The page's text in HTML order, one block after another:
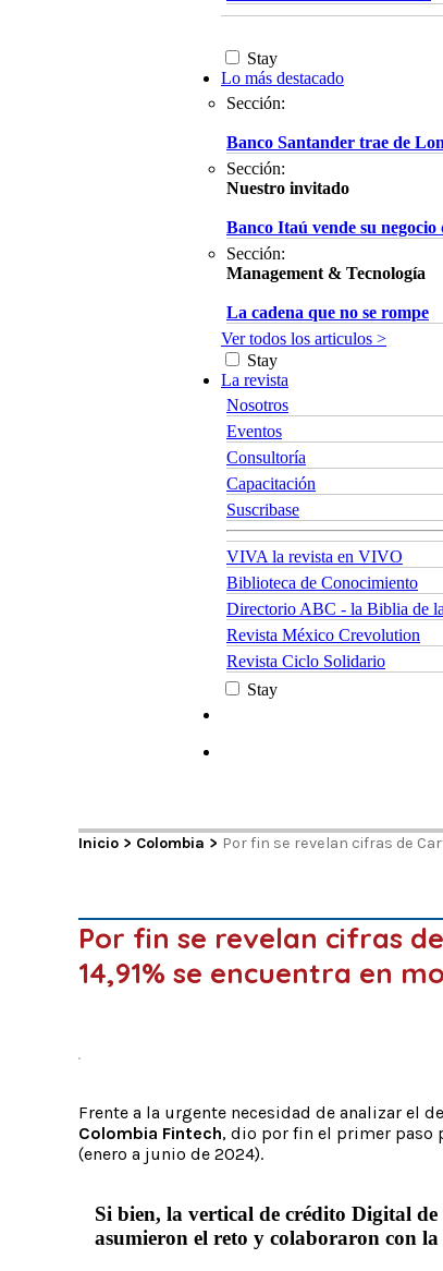
Stay
Lo más destacado
Sección:
Banco Santander trae de
Sección:
Nuestro invitado
Banco Itaú vende su
Sección:
Management & Tecnología
La cadena que no se rompe
Ver todos los articulos >
Stay
La revista
Nosotros
Eventos
Consultoría
Capacitación
Suscribase
VIVA la revista en VIVO
Biblioteca de Conocimiento
Directorio ABC - la Biblia de
Revista México Crevolution
Revista Ciclo Solidario
Stay
Inicio > Colombia > Por fin se revelan cifras de
Por fin se revelan cifras
14,91% se encuentra en
Frente a la urgente necesidad de analizar el
Colombia Fintech, dio por fin el primer paso
(enero a junio de 2024).
Si bien, la vertical de crédito Digital
asumieron el reto y colaboraron con